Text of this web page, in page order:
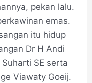
pekan lalu.
emas.
itu hidup
Dr H Andi
SE serta
Viawaty Goeij.